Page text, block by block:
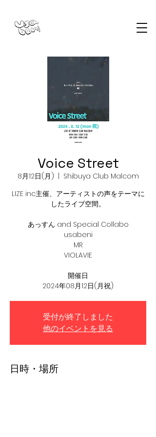
Voice Street
8月12日(月)
Shibuya Club Malcom
LIZE inc主催、アーティストの声をテーマに
したライブ空間。
あっすん and Special Collabo
usabeni
MR
VIOLAVIE
開催日
2024年08月12日(月祝)
受付が終了しました
他のイベントを見る
日時・場所